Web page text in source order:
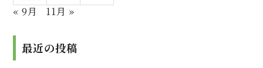
« 9月 11月 »
最近の投稿